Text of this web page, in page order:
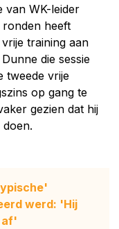
van WK-leider
ronden heeft
training aan
die sessie
tweede vrije
op gang te
gezien dat hij
werd: 'Hij
af'